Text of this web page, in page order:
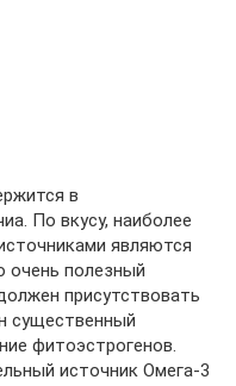
в
По вкусу, наиболее
являются
очень полезный
присутствовать
существенный
фитоэстрогенов.
источник Омега-3